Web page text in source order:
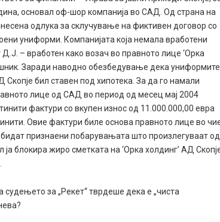
основал оф-шор компанија во САД. Од страна на
одлука за склучување на фиктивен договор со
униформи. Компанијата која немала вработени
– вработен како возач во правното лице ‘Орка
Заради наводно обезбедување дека униформите
бил ставен под хипотека. За да го намали
лице од САД во период од месец мај 2004
фактури со вкупен износ од 11.000.000,00 евра
Овие фактури биле основа правното лице во
признаени побарувањата што произлегуваат од
блокира жиро сметката на ‘Орка холдинг’ АД
судењето за „Рекет“ тврдеше дека e „чиста